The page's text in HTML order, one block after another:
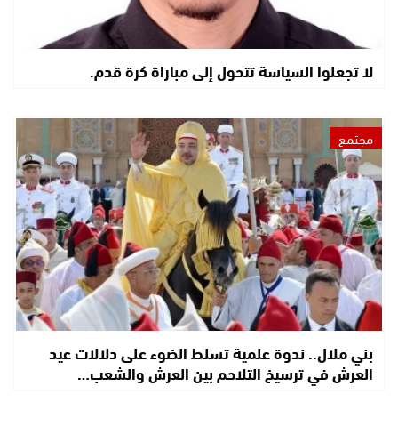
لا تجعلوا السياسة تتحول إلى مباراة كرة قدم.
مجتمع
بني ملال.. ندوة علمية تسلط الضوء على دلالات عيد
العرش في ترسيخ التلاحم بين العرش والشعب…